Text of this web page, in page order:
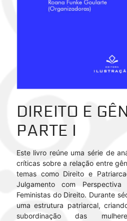
DIREITO E
PARTE I
Este livro reúne uma série de
críticas sobre a relação entre
temas como Direito e
Julgamento com
Feministas do Direito. Durante
uma estrutura patriarcal,
subordinação das